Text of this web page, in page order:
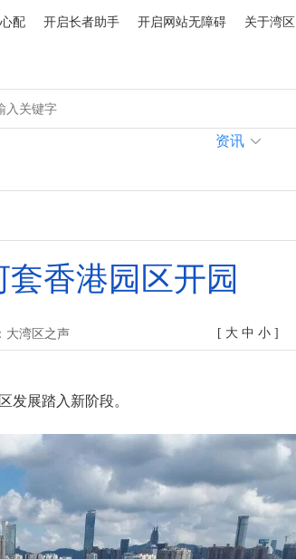
配 开启长者助手 开启网站无障碍 关于湾区
资讯
香港园区开园
大湾区之声 [ 大 中 小 ]
展踏入新阶段。